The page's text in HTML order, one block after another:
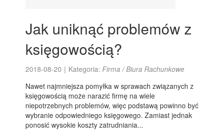
Jak uniknąć problemów z
księgowością?
2018-08-20 | Kategoria:Firma / Biura Rachunkowe
Nawet najmniejsza pomyłka w sprawach związanych z
księgowością może narazić firmę na wiele
niepotrzebnych problemów, więc podstawą powinno być
wybranie odpowiedniego księgowego. Zamiast jednak
ponosić wysokie koszty zatrudniania...